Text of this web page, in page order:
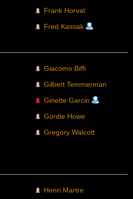
Frank Horvat
Fred Kassak
Giacomo Biffi
Gilbert Temmerman
Ginette Garcin
Gordie Howe
Gregory Walcott
Henri Martre